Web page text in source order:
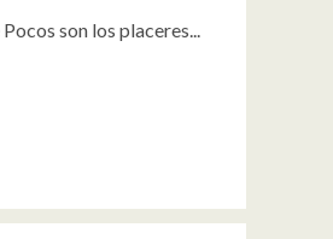
son los placeres...